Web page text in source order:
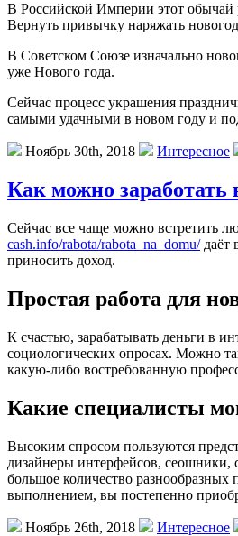
В Российской Империи этот обычай
Вернуть привычку наряжать
В Советском Союзе изначально
уже Нового года.
Сейчас процесс украшения
самыми удачными в новом году и
Ноябрь 30th, 2018 Интересное
Как можно заработать
Сeйчaс всe чаще можно встретить
cash.info/rabota/rabota_na_domu/даёт
приносить доход.
Простая работа для
К счастью, зарабатывать деньги в
социологических опросах. Можно
какую-либо востребованную
Какие специалисты
Высоким спросом пользуются
дизайнеры интерфейсов, сеошники,
большое количество
выполнением, вы постепенно
Ноябрь 26th, 2018 Интересное